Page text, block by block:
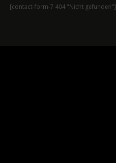
[contact-form-7 404 "Nicht gefunden"]